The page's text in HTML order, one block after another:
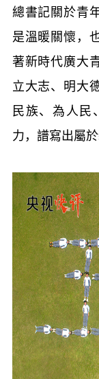
總書記關於青
是溫暖關懷，
著新時代廣大
立大志、明大
民族、為人民
力，譜寫出屬